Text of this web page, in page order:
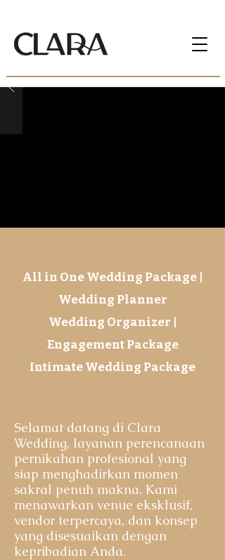
All in One Wedding Package |
Wedding Planner
Wedding Organizer |
Engagement Package
Intimate Wedding Package
Selamat datang di Clara
Wedding, layanan perencanaan
pernikahan profesional yang
siap menghadirkan momen
sakral penuh makna. Kami
menawarkan venue eksklusif,
vendor terpercaya, dan konsep
yang disesuaikan dengan
kepribadian Anda.